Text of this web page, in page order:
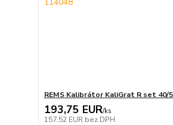
REMS Kalibrátor KaliGrat R set 40/
193,75 EUR/ks
157,52 EUR bez DPH